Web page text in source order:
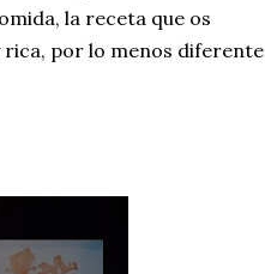
la receta que os
rica, por lo menos diferente